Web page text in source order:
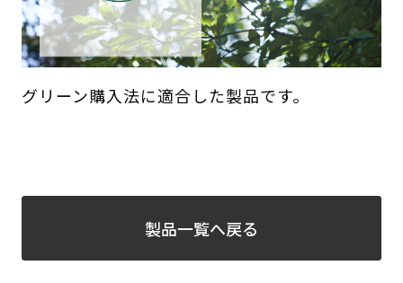
グリーン購入法に適合した製品です。
製品一覧へ戻る